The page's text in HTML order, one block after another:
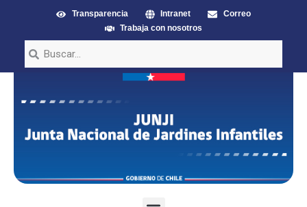
Transparencia Intranet
Correo
Trabaja con nosotros